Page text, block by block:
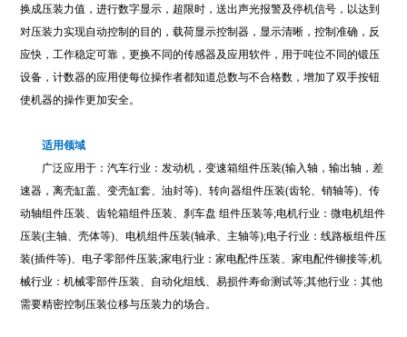
换成压装力值，进行数字显示，超限时，送出声光报警及停机信号，以达到
对压装力实现自动控制的目的，载荷显示控制器，显示清晰，控制准确，反
应快，工作稳定可靠，更换不同的传感器及应用软件，用于吨位不同的锻压
设备，计数器的应用使每位操作者都知道总数与不合格数，增加了双手按钮
使机器的操作更加安全。
适用领域
广泛应用于：汽车行业：发动机，变速箱组件压装(输入轴，输出轴，差
速器，离壳缸盖、变壳缸套、油封等)、转向器组件压装(齿轮、销轴等)、传
动轴组件压装、齿轮箱组件压装、刹车盘 组件压装等;电机行业：微电机组件
压装(主轴、壳体等)、电机组件压装(轴承、主轴等);电子行业：线路板组件压
装(插件等)、电子零部件压装;家电行业：家电配件压装、家电配件铆接等;机
械行业：机械零部件压装、自动化组线、易损件寿命测试等;其他行业：其他
需要精密控制压装位移与压装力的场合。